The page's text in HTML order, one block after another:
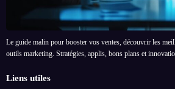
Le guide malin pour booster vos ventes, découvrir les
outils marketing. Stratégies, applis, bons plans et
Liens utiles